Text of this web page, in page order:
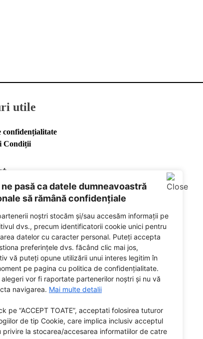
ne pasă ca datele dumneavoastră
să rămână confidențiale
noștri stocăm și/sau accesăm informații pe
dvs., precum identificatorii cookie unici pentru
datelor cu caracter personal. Puteți accepta
preferințele dvs. făcând clic mai jos,
vă puteți opune utilizării unui interes legitim în
pe pagina cu politica de confidențialitate.
vor fi raportate partenerilor noștri și nu vă
navigarea. Mai multe detalii
pe “ACCEPT TOATE”, acceptati folosirea tuturor
de tip Cookie, care implica inclusiv acceptul
privire la stocarea/accesarea informatiilor de catre
utile
confidențialitate
Condiții